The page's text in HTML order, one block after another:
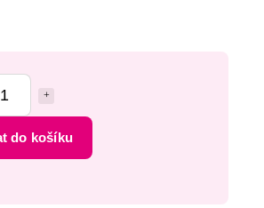
do košíku